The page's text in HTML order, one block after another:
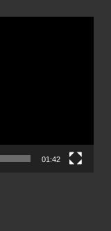
01:42